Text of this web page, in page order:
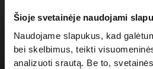
Šioje svetainėje naudojami
Naudojame slapukus, kad
bei skelbimus, teikti
analizuoti srautą. Be to,